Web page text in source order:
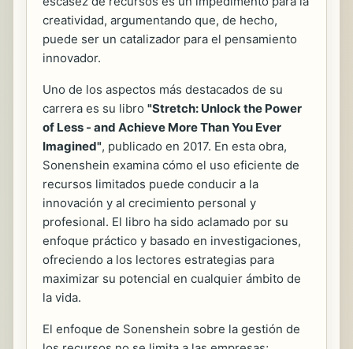
creatividad, argumentando que, de hecho,
puede ser un catalizador para el pensamiento
innovador.
Uno de los aspectos más destacados de su
carrera es su libro "Stretch: Unlock the Power
of Less - and Achieve More Than You Ever
Imagined", publicado en 2017. En esta obra,
Sonenshein examina cómo el uso eficiente de
recursos limitados puede conducir a la
innovación y al crecimiento personal y
profesional. El libro ha sido aclamado por su
enfoque práctico y basado en investigaciones,
ofreciendo a los lectores estrategias para
maximizar su potencial en cualquier ámbito de
la vida.
El enfoque de Sonenshein sobre la gestión de